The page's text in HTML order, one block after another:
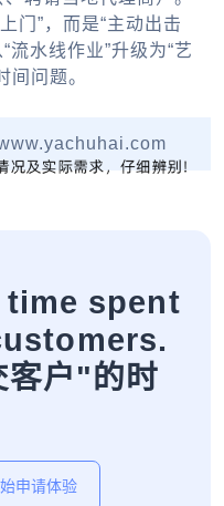
门”，而是“主动出击
流水线作业”升级为“艺
间问题。
spent
客户"的时
申请体验